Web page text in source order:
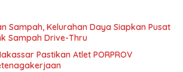
Sampah, Kelurahan Daya Siapkan Pusat
Sampah Drive-Thru
Pastikan Atlet PORPROV